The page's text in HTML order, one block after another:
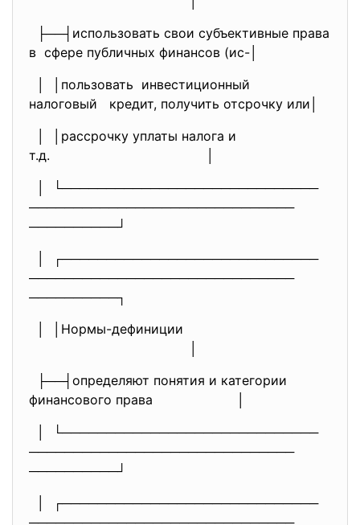
├──┤использовать свои субъективные права
в сфере публичных финансов (ис-│
│ │пользовать инвестиционный
налоговый кредит, получить отсрочку или│
│ │рассрочку уплаты налога и
т.д.
│ └─────────────────────────────
──────────────────────────────
──────────┘
│ ┌─────────────────────────────
──────────────────────────────
──────────┐
│ │Нормы-дефиниции
├──┤определяют понятия и категории
финансового права │
│ └─────────────────────────────
──────────────────────────────
──────────┘
│ ┌─────────────────────────────
──────────────────────────────